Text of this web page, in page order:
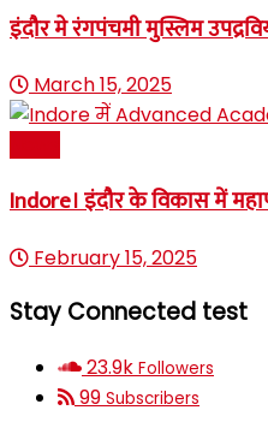
इंदौर मे रंगपंचमी मुस्लिम
March 15, 2025
Indore। इंदौर के विकास में
February 15, 2025
Stay Connected test
23.9k Followers
99 Subscribers